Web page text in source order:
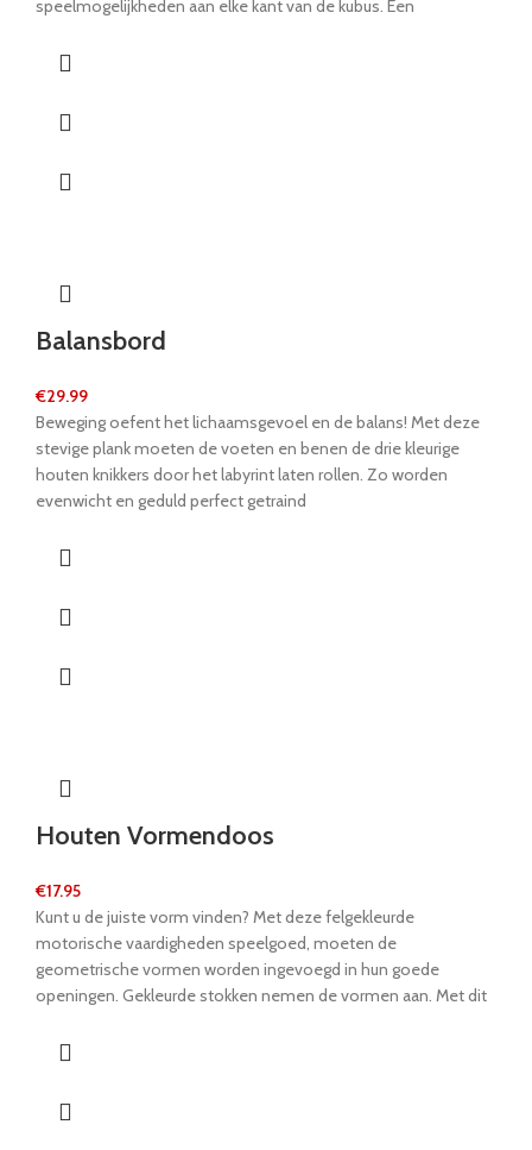
speelmogelijkheden aan elke kant van de kubus. Een
Maar jonge kinderen kunnen hun motoriek op vele andere
inbrengen en draaien: zal de kikker de vlieg vangen? Deze
kleurrijke motorvaardighedenkubus is een geliefd speeltje dat
Balansbord
€29.99
Beweging oefent het lichaamsgevoel en de balans! Met deze
stevige plank moeten de voeten en benen de drie kleurige
houten knikkers door het labyrint laten rollen. Zo worden
evenwicht en geduld perfect getraind
Houten Vormendoos
€17.95
Kunt u de juiste vorm vinden? Met deze felgekleurde
motorische vaardigheden speelgoed, moeten de
geometrische vormen worden ingevoegd in hun goede
openingen. Gekleurde stokken nemen de vormen aan. Met dit
hun fijne motorische vaardigheden. Dit product onderscheidt
kunnen worden opgehaald door het deksel te openen en
kunnen vervolgens opnieuw worden gesorteerd. Dit speelgoed